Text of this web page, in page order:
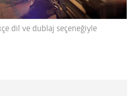
dil ve dublaj seçeneğiyle